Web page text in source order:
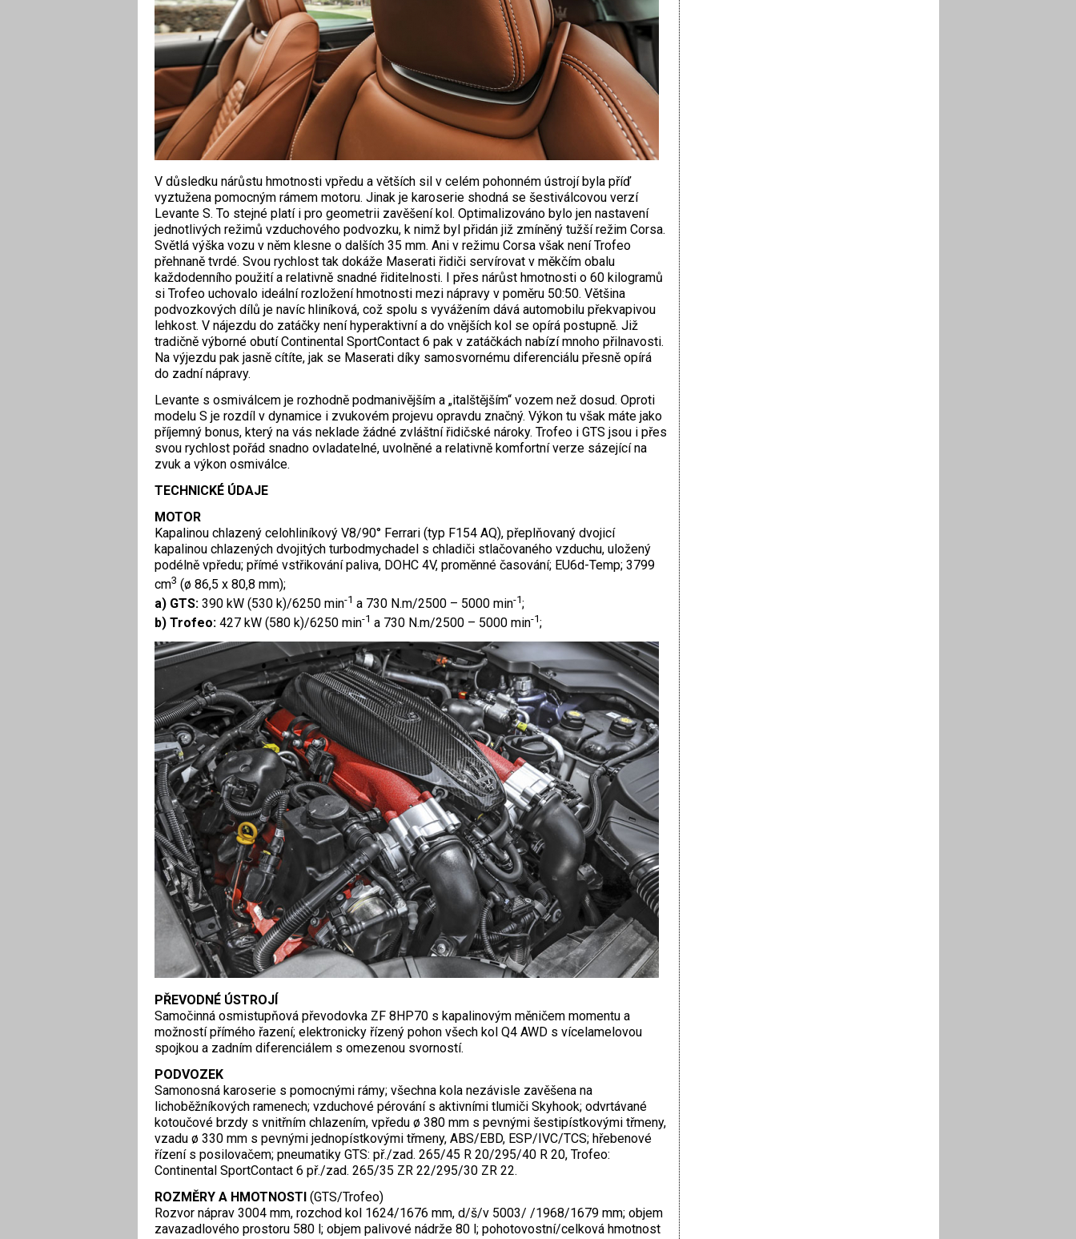
V důsledku nárůstu hmotnosti vpředu a větších sil v celém pohonném ústrojí byla příď
vyztužena pomocným rámem motoru. Jinak je karoserie shodná se šestiválcovou verzí
Levante S. To stejné platí i pro geometrii zavěšení kol. Optimalizováno bylo jen nastavení
jednotlivých režimů vzduchového podvozku, k nimž byl přidán již zmíněný tužší režim Corsa.
Světlá výška vozu v něm klesne o dalších 35 mm. Ani v režimu Corsa však není Trofeo
přehnaně tvrdé. Svou rychlost tak dokáže Maserati řidiči servírovat v měkčím obalu
každodenního použití a relativně snadné řiditelnosti. I přes nárůst hmotnosti o 60 kilogramů
si Trofeo uchovalo ideální rozložení hmotnosti mezi nápravy v poměru 50:50. Většina
podvozkových dílů je navíc hliníková, což spolu s vyvážením dává automobilu překvapivou
lehkost. V nájezdu do zatáčky není hyperaktivní a do vnějších kol se opírá postupně. Již
tradičně výborné obutí Continental SportContact 6 pak v zatáčkách nabízí mnoho přilnavosti.
Na výjezdu pak jasně cítíte, jak se Maserati díky samosvornému diferenciálu přesně opírá
do zadní nápravy.
Levante s osmiválcem je rozhodně podmanivějším a „italštějším“ vozem než dosud. Oproti
modelu S je rozdíl v dynamice i zvukovém projevu opravdu značný. Výkon tu však máte jako
příjemný bonus, který na vás neklade žádné zvláštní řidičské nároky. Trofeo i GTS jsou i přes
svou rychlost pořád snadno ovladatelné, uvolněné a relativně komfortní verze sázející na
zvuk a výkon osmiválce.
TECHNICKÉ ÚDAJE
MOTOR
Kapalinou chlazený celohliníkový V8/90° Ferrari (typ F154 AQ), přeplňovaný dvojicí
kapalinou chlazených dvojitých turbodmychadel s chladiči stlačovaného vzduchu, uložený
podélně vpředu; přímé vstřikování paliva, DOHC 4V, proměnné časování; EU6d-Temp; 3799
cm3 (ø 86,5 x 80,8 mm);
a) GTS: 390 kW (530 k)/6250 min-1 a 730 N.m/2500 – 5000 min-1;
b) Trofeo:427 kW (580 k)/6250 min-1 a 730 N.m/2500 – 5000 min-1;
PŘEVODNÉ ÚSTROJÍ
Samočinná osmistupňová převodovka ZF 8HP70 s kapalinovým měničem momentu a
možností přímého řazení; elektronicky řízený pohon všech kol Q4 AWD s vícelamelovou
spojkou a zadním diferenciálem s omezenou svorností.
PODVOZEK
Samonosná karoserie s pomocnými rámy; všechna kola nezávisle zavěšena na
lichoběžníkových ramenech; vzduchové pérování s aktivními tlumiči Skyhook; odvrtávané
kotoučové brzdy s vnitřním chlazením, vpředu ø 380 mm s pevnými šestipístkovými třmeny,
vzadu ø 330 mm s pevnými jednopístkovými třmeny, ABS/EBD, ESP/IVC/TCS; hřebenové
řízení s posilovačem; pneumatiky GTS: př./zad. 265/45 R 20/295/40 R 20, Trofeo:
Continental SportContact 6 př./zad. 265/35 ZR 22/295/30 ZR 22.
ROZMĚRY A HMOTNOSTI(GTS/Trofeo)
Rozvor náprav 3004 mm, rozchod kol 1624/1676 mm, d/š/v 5003/ /1968/1679 mm; objem
zavazadlového prostoru 580 l; objem palivové nádrže 80 l; pohotovostní/celková hmotnost